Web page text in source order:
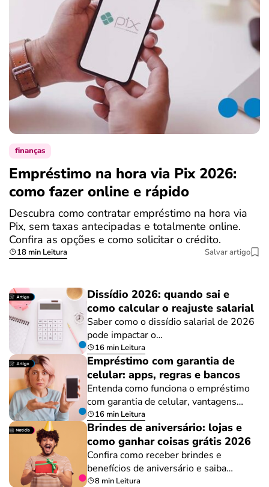
finanças
Empréstimo na hora via Pix 2026:
como fazer online e rápido
Descubra como contratar empréstimo na hora via
Pix, sem taxas antecipadas e totalmente online.
Confira as opções e como solicitar o crédito.
18 min Leitura Salvar artigo
Dissídio 2026: quando sai e
como calcular o reajuste salarial
Saber como o dissídio salarial de 2026
pode impactar o…
16 min Leitura
Empréstimo com garantia de
celular: apps, regras e bancos
Entenda como funciona o empréstimo
com garantia de celular, vantagens…
16 min Leitura
Brindes de aniversário: lojas e
como ganhar coisas grátis 2026
Confira como receber brindes e
benefícios de aniversário e saiba…
8 min Leitura